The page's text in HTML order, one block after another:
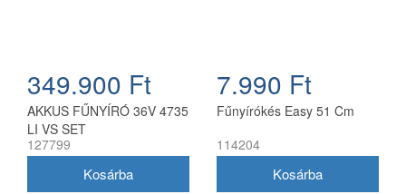
349.900 Ft
AKKUS FŰNYÍRÓ 36V 4735
LI VS SET
127799
7.990 Ft
Fűnyírókés Easy 51 Cm
114204